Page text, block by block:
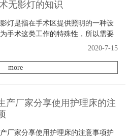
无影灯的知识
灯是指在手术区提供照明的一种设
手术这类工作的特殊性，所以需要
灯的辅助。本期就给大家介绍一些led
2020-7-15
more
产厂家分享使用护理床的注
厂家分享使用护理床的注意事项护